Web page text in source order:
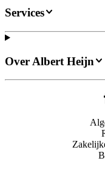
Services
Over Albert Heijn